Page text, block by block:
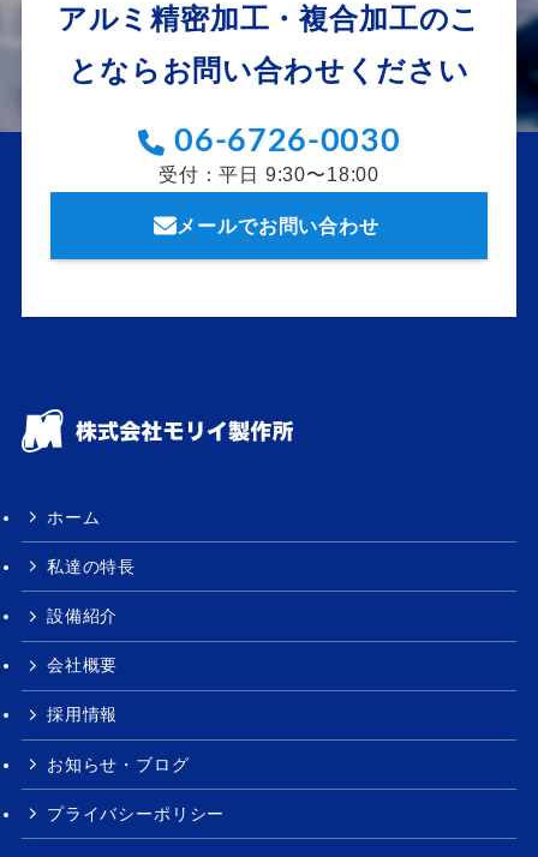
アルミ精密加工・複合加工のこ
とならお問い合わせください
06-6726-0030
受付：平日 9:30〜18:00
メールでお問い合わせ
ホーム
私達の特長
設備紹介
会社概要
採用情報
お知らせ・ブログ
プライバシーポリシー